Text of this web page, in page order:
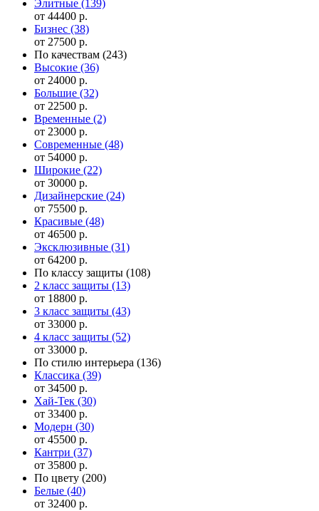
Элитные (139)
от 44400 р.
Бизнес (38)
от 27500 р.
По качествам (243)
Высокие (36)
от 24000 р.
Большие (32)
от 22500 р.
Временные (2)
от 23000 р.
Современные (48)
от 54000 р.
Широкие (22)
от 30000 р.
Дизайнерские (24)
от 75500 р.
Красивые (48)
от 46500 р.
Эксклюзивные (31)
от 64200 р.
По классу защиты (108)
2 класс защиты (13)
от 18800 р.
3 класс защиты (43)
от 33000 р.
4 класс защиты (52)
от 33000 р.
По стилю интерьера (136)
Классика (39)
от 34500 р.
Хай-Тек (30)
от 33400 р.
Модерн (30)
от 45500 р.
Кантри (37)
от 35800 р.
По цвету (200)
Белые (40)
от 32400 р.